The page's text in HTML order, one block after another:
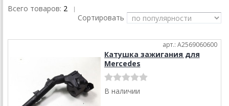
Всего товаров: 2 |
Сортировать
арт.: A2569060600
Катушка зажигания для
Mercedes
В наличии